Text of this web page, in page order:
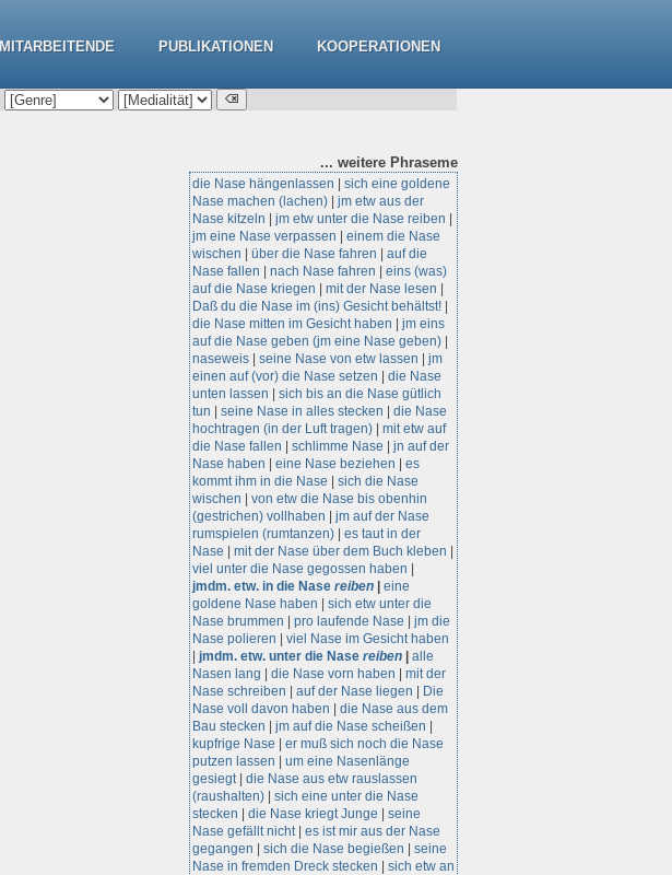
MITARBEITENDE PUBLIKATIONEN KOOPERATIONEN
... weitere Phraseme
die Nase hängenlassen
sich eine goldene
Nase machen (lachen)
jm etw aus der
Nase kitzeln
jm etw unter die Nase reiben
jm eine Nase verpassen
einem die Nase
wischen
über die Nase fahren
auf die
Nase fallen
nach Nase fahren
eins (was)
auf die Nase kriegen
mit der Nase lesen
Daß du die Nase im (ins) Gesicht behältst!
die Nase mitten im Gesicht haben
jm eins
auf die Nase geben (jm eine Nase geben)
naseweis
seine Nase von etw lassen
jm
einen auf (vor) die Nase setzen
die Nase
unten lassen
sich bis an die Nase gütlich
tun
seine Nase in alles stecken
die Nase
hochtragen (in der Luft tragen)
mit etw auf
die Nase fallen
schlimme Nase
jn auf der
Nase haben
eine Nase beziehen
es
kommt ihm in die Nase
sich die Nase
wischen
von etw die Nase bis obenhin
(gestrichen) vollhaben
jm auf der Nase
rumspielen (rumtanzen)
es taut in der
Nase
mit der Nase über dem Buch kleben
viel unter die Nase gegossen haben
jmdm. etw. in die Nase reiben
eine
goldene Nase haben
sich etw unter die
Nase brummen
pro laufende Nase
jm die
Nase polieren
viel Nase im Gesicht haben
jmdm. etw. unter die Nase reiben
alle
Nasen lang
die Nase vorn haben
mit der
Nase schreiben
auf der Nase liegen
Die
Nase voll davon haben
die Nase aus dem
Bau stecken
jm auf die Nase scheißen
kupfrige Nase
er muß sich noch die Nase
putzen lassen
um eine Nasenlänge
gesiegt| die Nase aus etw rauslassen
(raushalten)
sich eine unter die Nase
stecken
die Nase kriegt Junge
seine
Nase gefällt nicht| es ist mir aus der Nase
gegangen
sich die Nase begießen
seine
Nase in fremden Dreck stecken
sich etw an